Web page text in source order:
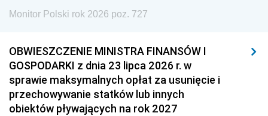
Monitor Polski rok 2026 poz. 727
OBWIESZCZENIE MINISTRA FINANSÓW I
GOSPODARKI z dnia 23 lipca 2026 r. w
sprawie maksymalnych opłat za usunięcie i
przechowywanie statków lub innych
obiektów pływających na rok 2027